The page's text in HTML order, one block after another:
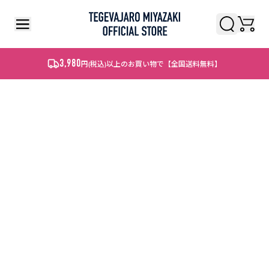
検索検索
3,980 円(税込)以上のお買い物で【全国送料無料】